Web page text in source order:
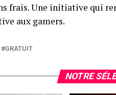
frais. Une initiative qui
aux gamers​​.
GRATUIT
NOTRE